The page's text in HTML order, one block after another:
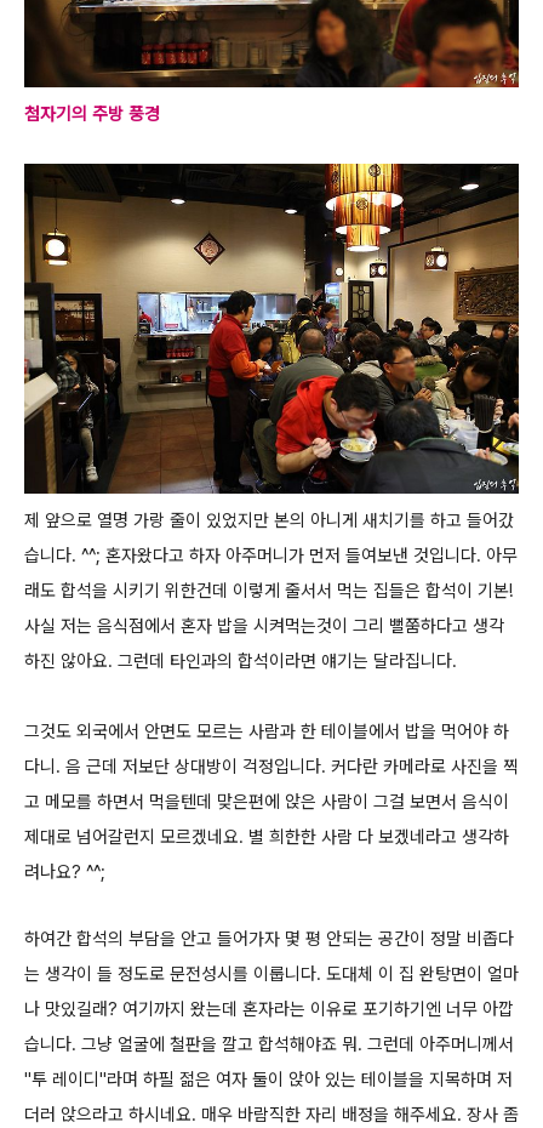
첨자기의 주방 풍경
제 앞으로 열명 가랑 줄이 있었지만 본의 아니게 새치기를 하고 들어갔
습니다. ^^; 혼자왔다고 하자 아주머니가 먼저 들여보낸 것입니다. 아무
래도 합석을 시키기 위한건데 이렇게 줄서서 먹는 집들은 합석이 기본!
사실 저는 음식점에서 혼자 밥을 시켜먹는것이 그리 뻘쭘하다고 생각
하진 않아요. 그런데 타인과의 합석이라면 얘기는 달라집니다.
그것도 외국에서 안면도 모르는 사람과 한 테이블에서 밥을 먹어야 하
다니. 음 근데 저보단 상대방이 걱정입니다. 커다란 카메라로 사진을 찍
고 메모를 하면서 먹을텐데 맞은편에 앉은 사람이 그걸 보면서 음식이
제대로 넘어갈런지 모르겠네요. 별 희한한 사람 다 보겠네라고 생각하
려나요? ^^;
하여간 합석의 부담을 안고 들어가자 몇 평 안되는 공간이 정말 비좁다
는 생각이 들 정도로 문전성시를 이룹니다. 도대체 이 집 완탕면이 얼마
나 맛있길래? 여기까지 왔는데 혼자라는 이유로 포기하기엔 너무 아깝
습니다. 그냥 얼굴에 철판을 깔고 합석해야죠 뭐. 그런데 아주머니께서
"투 레이디"라며 하필 젊은 여자 둘이 앉아 있는 테이블을 지목하며 저
더러 앉으라고 하시네요. 매우 바람직한 자리 배정을 해주세요. 장사 좀